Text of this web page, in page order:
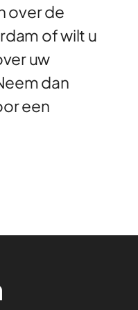
over de
of wilt u
uw
dan
een